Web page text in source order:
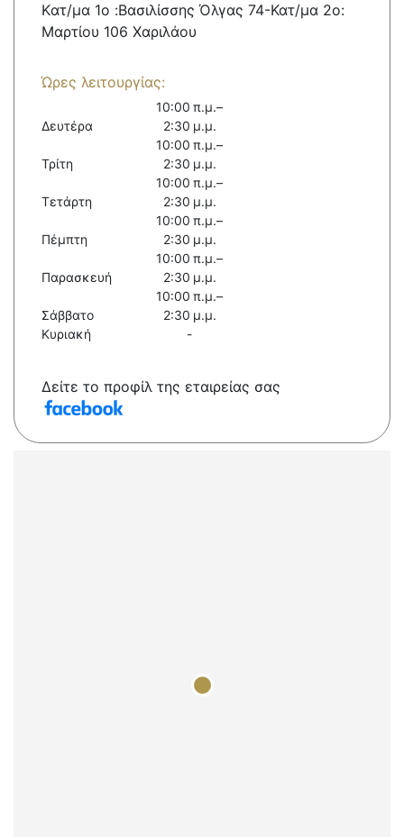
Kατ/μα 1ο :Bασιλίσσης Όλγας 74-Κατ/μα 2ο:
Μαρτίου 106 Χαριλάου
Ώρες λειτουργίας:
Δευτέρα
10:00 π.μ.–
2:30 μ.μ.
Τρίτη
10:00 π.μ.–
2:30 μ.μ.
Τετάρτη
10:00 π.μ.–
2:30 μ.μ.
Πέμπτη
10:00 π.μ.–
2:30 μ.μ.
Παρασκευή
10:00 π.μ.–
2:30 μ.μ.
Σάββατο
10:00 π.μ.–
2:30 μ.μ.
Κυριακή
-
Δείτε το προφίλ της εταιρείας σας